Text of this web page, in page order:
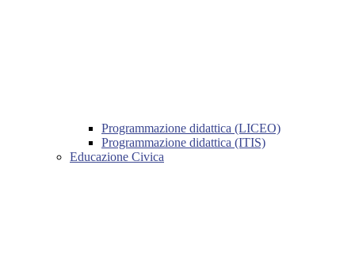
Programmazione didattica (LICEO)
Programmazione didattica (ITIS)
Educazione Civica